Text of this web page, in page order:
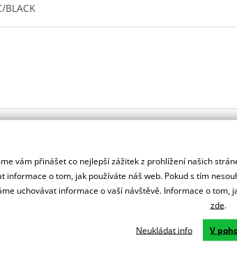
BLACK
1964 ve Španělsku. Vyrábí se ve městě
vám přinášet co nejlepší zážitek z prohlížení našich
informace o tom, jak používáte náš web. Pokud s tím
uchovávat informace o vaší návštěvě. Informace o tom,
zde.
Neukládat info V